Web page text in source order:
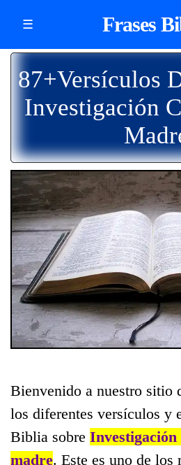
☰ Frases
87+Versículos
Investigación
Bienvenido a nuestro sitio
los diferentes versículos y
Biblia sobre Investigación
madre. Este es uno de los